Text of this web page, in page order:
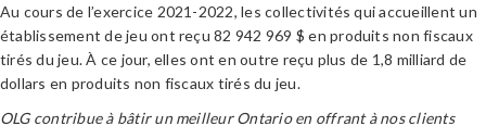
Au cours de l’exercice 2021-2022, les collectivités qui accueillent un
établissement de jeu ont reçu 82 942 969 $ en produits non fiscaux
tirés du jeu. À ce jour, elles ont en outre reçu plus de 1,8 milliard de
dollars en produits non fiscaux tirés du jeu.
OLG contribue à bâtir un meilleur Ontario en offrant à nos clients